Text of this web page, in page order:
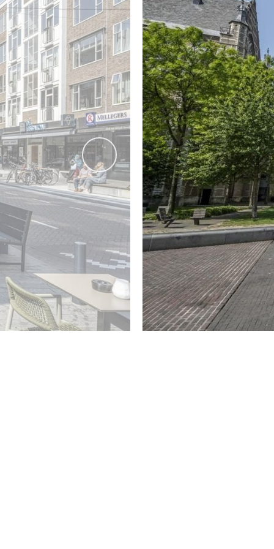
In de inpandige berging is ruimte voor de wasmachine-
Het gehele appartement is afgewerkt met glad gestuukte
toiletruimte en berging.
---------- AFMETINGEN ---------
Bekijk voor de afmetingen bijgevoegde plattegronden.
---------- ALGEMEEN ----------
- Bouwjaar: 2007
- Woonoppervlakte: ± 100m² (inclusief de inpandige
- Eigen grond
- Energielabel: A
- Keuken en sanitair vernieuwd in 2020
- De raamdecoratie zal achterblijven
- Verwarming en warmwater: Stadsverwarming
- Geheel nieuwe vloer een vloerverwarming aangelegd in
vorige